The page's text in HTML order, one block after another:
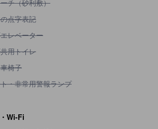
チ（砂利敷）
字表記不可
点字表記
ベーター不可
レベーター
トイレ不可
用トイレ
子不可
椅子
・非常用警報ランプ対応客室不可
・非常用警報ランプ
Wi-Fi